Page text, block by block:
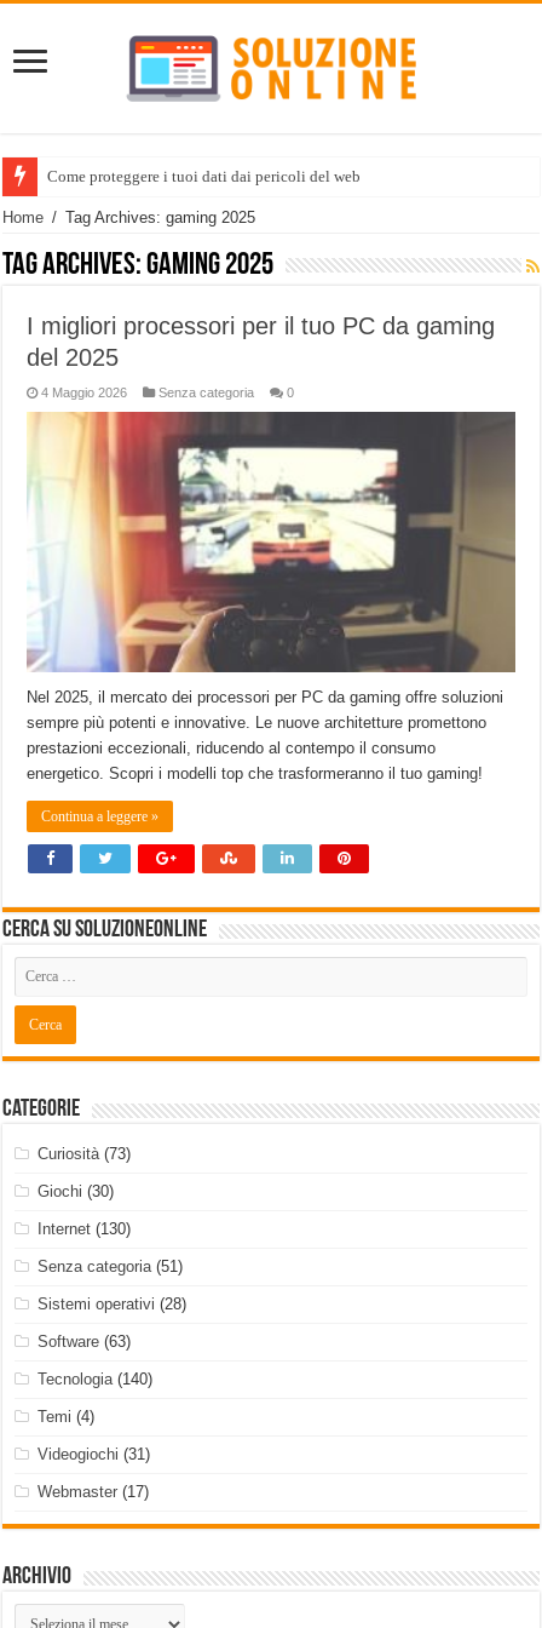
Come proteggere i tuoi dati dai pericoli del web
Home / Tag Archives: gaming 2025
Tag Archives:gaming 2025
I migliori processori per il tuo PC da gaming
del 2025
4 Maggio 2026 Senza categoria 0
Nel 2025, il mercato dei processori per PC da gaming offre soluzioni
sempre più potenti e innovative. Le nuove architetture promettono
prestazioni eccezionali, riducendo al contempo il consumo
energetico. Scopri i modelli top che trasformeranno il tuo gaming!
Continua a leggere »
Cerca su SoluzioneOnline
Categorie
Curiosità(73)
Giochi (30)
Internet (130)
Senza categoria(51)
Sistemi operativi (28)
Software (63)
Tecnologia(140)
Temi (4)
Videogiochi (31)
Webmaster (17)
Archivio
Archivio